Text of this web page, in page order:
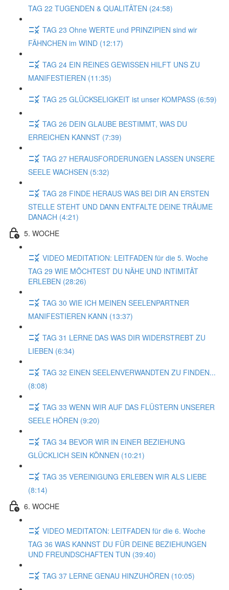
TAG 22 TUGENDEN & QUALITÄTEN (24:58)
TAG 23 Ohne WERTE und PRINZIPIEN sind wir
FÄHNCHEN im WIND (12:17)
TAG 24 EIN REINES GEWISSEN HILFT UNS ZU
MANIFESTIEREN (11:35)
TAG 25 GLÜCKSELIGKEIT ist unser KOMPASS (6:59)
TAG 26 DEIN GLAUBE BESTIMMT, WAS DU
ERREICHEN KANNST (7:39)
TAG 27 HERAUSFORDERUNGEN LASSEN UNSERE
SEELE WACHSEN (5:32)
TAG 28 FINDE HERAUS WAS BEI DIR AN ERSTEN
STELLE STEHT UND DANN ENTFALTE DEINE TRÄUME
DANACH (4:21)
5. WOCHE
VIDEO MEDITATION: LEITFADEN für die 5. Woche
TAG 29 WIE MÖCHTEST DU NÄHE UND INTIMITÄT
ERLEBEN (28:26)
TAG 30 WIE ICH MEINEN SEELENPARTNER
MANIFESTIEREN KANN (13:37)
TAG 31 LERNE DAS WAS DIR WIDERSTREBT ZU
LIEBEN (6:34)
TAG 32 EINEN SEELENVERWANDTEN ZU FINDEN...
(8:08)
TAG 33 WENN WIR AUF DAS FLÜSTERN UNSERER
SEELE HÖREN (9:20)
TAG 34 BEVOR WIR IN EINER BEZIEHUNG
GLÜCKLICH SEIN KÖNNEN (10:21)
TAG 35 VEREINIGUNG ERLEBEN WIR ALS LIEBE
(8:14)
6. WOCHE
VIDEO MEDITATON: LEITFADEN für die 6. Woche
TAG 36 WAS KANNST DU FÜR DEINE BEZIEHUNGEN
UND FREUNDSCHAFTEN TUN (39:40)
TAG 37 LERNE GENAU HINZUHÖREN (10:05)